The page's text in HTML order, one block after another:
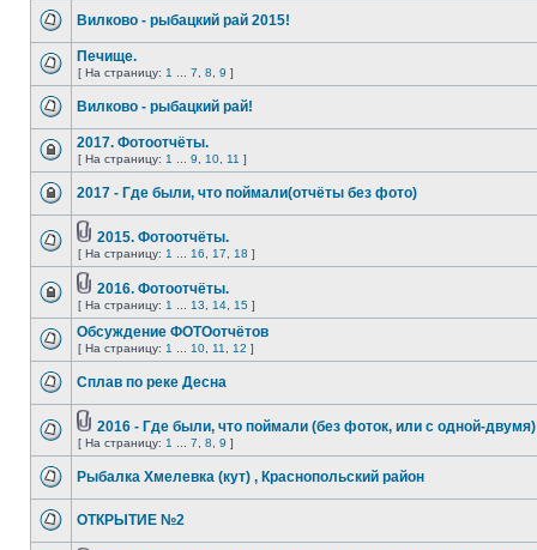
Вилково - рыбацкий рай 2015!
Печище.
[ На страницу: 1 7 8 9 ]
Вилково - рыбацкий рай!
2017. Фотоотчёты.
[ На страницу: 1 9 10 11 ]
2017 - Где были, что поймали(отчёты без фото)
2015. Фотоотчёты.
[ На страницу: 1 16 17 18 ]
2016. Фотоотчёты.
[ На страницу: 1 13 14 15 ]
Обсуждение ФОТОотчётов
[ На страницу: 1 10 11 12 ]
Сплав по реке Десна
2016 - Где были, что поймали (без фоток, или с одной-двумя)
[ На страницу: 1 7 8 9 ]
Рыбалка Хмелевка (кут) , Краснопольский район
ОТКРЫТИЕ №2